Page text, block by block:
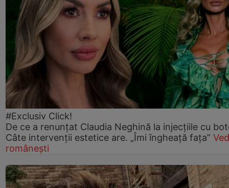
#Exclusiv Click!
De ce a renunțat Claudia Neghină la injecțiile cu
Câte intervenții estetice are. „Îmi îngheață fața”
românești